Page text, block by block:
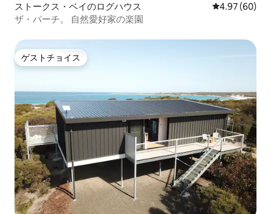
ストークス・ベイのログハウス レビュー60
4.97 (60)
ザ・パーチ。 自然愛好家の楽園
ゲストチョイス
ゲストチョイス